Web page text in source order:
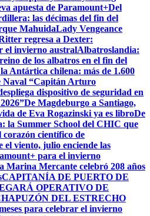
apuesta de Paramount+Del
las décimas del fin del
MahuidaLady Vengeance
regresa a Dexter:
el invierno australAlbatroslandia:
de los albatros en el fin del
Antártica chilena: más de 1.600
Naval “Capitán Arturo
dispositivo de seguridad en
De Magdeburgo a Santiago,
de Eva Rogazinski ya es libroDe
la Summer School del CHIC que
corazón científico de
el viento, julio enciende las
para el invierno
Marina Mercante celebró 208 años
CAPITANÍA DE PUERTO DE
OPERATIVO DE
DEL ESTRECHO
para celebrar el invierno